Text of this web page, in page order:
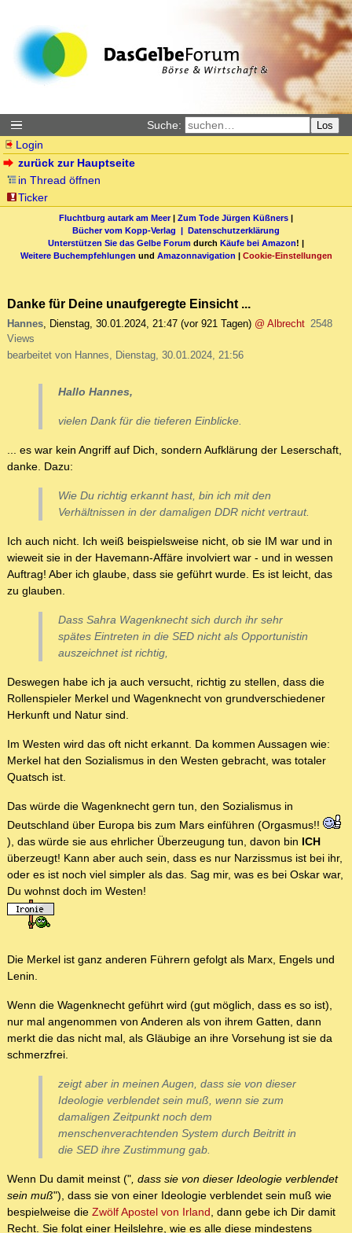
Suche: Los
Login
zurück zur Hauptseite
in Thread öffnen
Ticker
Fluchtburg autark am Meer| Zum Tode Jürgen Küßners |
Bücher vom Kopp-Verlag | Datenschutzerklärung
Unterstützen Sie das Gelbe Forum durch Käufe bei Amazon! |
Weitere Buchempfehlungen und Amazonnavigation | Cookie-Einstellungen
Danke für Deine unaufgeregte Einsicht ...
Hannes, Dienstag, 30.01.2024, 21:47 (vor 921 Tagen) @ Albrecht 2548
Views
bearbeitet von Hannes, Dienstag, 30.01.2024, 21:56
Hallo Hannes,
vielen Dank für die tieferen Einblicke.
... es war kein Angriff auf Dich, sondern Aufklärung der Leserschaft,
danke. Dazu:
Wie Du richtig erkannt hast, bin ich mit den
Verhältnissen in der damaligen DDR nicht vertraut.
Ich auch nicht. Ich weiß beispielsweise nicht, ob sie IM war und in
wieweit sie in der Havemann-Affäre involviert war - und in wessen
Auftrag! Aber ich glaube, dass sie geführt wurde. Es ist leicht, das
zu glauben.
Dass Sahra Wagenknecht sich durch ihr sehr
spätes Eintreten in die SED nicht als Opportunistin
auszeichnet ist richtig,
Deswegen habe ich ja auch versucht, richtig zu stellen, dass die
Rollenspieler Merkel und Wagenknecht von grundverschiedener
Herkunft und Natur sind.
Im Westen wird das oft nicht erkannt. Da kommen Aussagen wie:
Merkel hat den Sozialismus in den Westen gebracht, was totaler
Quatsch ist.
Das würde die Wagenknecht gern tun, den Sozialismus in
Deutschland über Europa bis zum Mars einführen (Orgasmus!!
), das würde sie aus ehrlicher Überzeugung tun, davon bin ICH
überzeugt! Kann aber auch sein, dass es nur Narzissmus ist bei ihr,
oder es ist noch viel simpler als das. Sag mir, was es bei Oskar war,
Du wohnst doch im Westen!
Die Merkel ist ganz anderen Führern gefolgt als Marx, Engels und
Lenin.
Wenn die Wagenknecht geführt wird (gut möglich, dass es so ist),
nur mal angenommen von Anderen als von ihrem Gatten, dann
merkt die das nicht mal, als Gläubige an ihre Vorsehung ist sie da
schmerzfrei.
zeigt aber in meinen Augen, dass sie von dieser
Ideologie verblendet sein muß, wenn sie zum
damaligen Zeitpunkt noch dem
menschenverachtenden System durch Beitritt in
die SED ihre Zustimmung gab.
Wenn Du damit meinst (", dass sie von dieser Ideologie verblendet
sein muß"), dass sie von einer Ideologie verblendet sein muß wie
bespielweise die Zwölf Apostel von Irland, dann gebe ich Dir damit
Recht. Sie folgt einer Heilslehre, wie es alle diese mindestens